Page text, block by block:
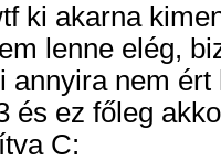
ki akarna
lenne elég,
annyira nem
és ez főleg
C: